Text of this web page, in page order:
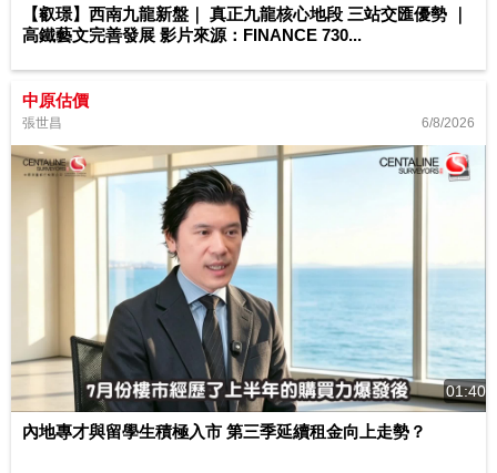
【叡璟】西南九龍新盤｜ 真正九龍核心地段 三站交匯優勢 ｜
高鐵藝文完善發展 影片來源：FINANCE 730...
中原估價
張世昌 6/8/2026
01:40
內地專才與留學生積極入市 第三季延續租金向上走勢？